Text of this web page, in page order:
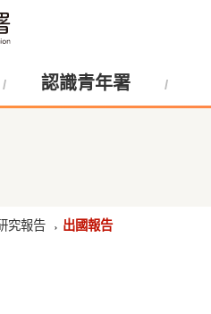
認識青年署
究報告 出國報告